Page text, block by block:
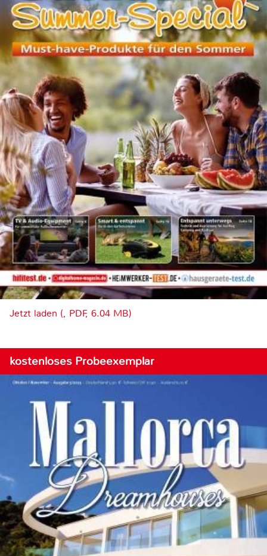
Jetzt laden (, PDF, 6.04 MB)
kostenloses Probeexemplar